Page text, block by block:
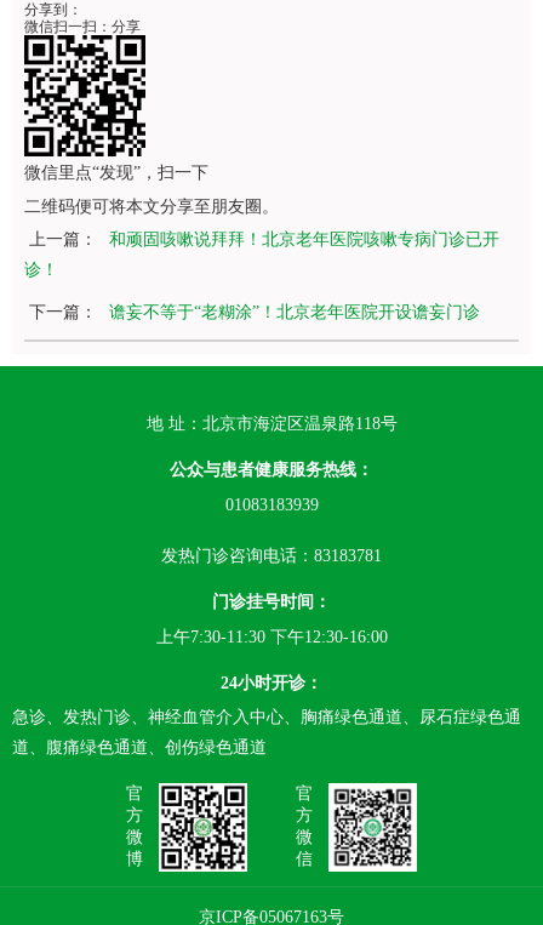
分享到：
微信扫一扫：分享
微信里点“发现”，扫一下
二维码便可将本文分享至朋友圈。
上一篇：
和顽固咳嗽说拜拜！北京老年医院咳嗽专病门诊已开
诊！
下一篇： 谵妄不等于“老糊涂”！北京老年医院开设谵妄门诊
地 址：北京市海淀区温泉路118号
公众与患者健康服务热线：
01083183939
发热门诊咨询电话：83183781
门诊挂号时间：
上午7:30-11:30 下午12:30-16:00
24小时开诊：
急诊、发热门诊、神经血管介入中心、胸痛绿色通道、尿石症绿色通
道、腹痛绿色通道、创伤绿色通道
官
方
微
博
官
方
微
信
京ICP备05067163号